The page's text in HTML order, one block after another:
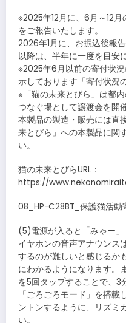
※2025年12月に、6月～12
をご報告いたします。
2026年1月に、お振込後報
以降は、半年に一度を目安
※2025年6月以前の寄付状
示しております「寄付状況
※「猫の未来とびら」は都
つなぐ場として譲渡会を開
本製品の製造・販売には直
来とびら」への本製品に関
い。
猫の未来とびらURL：
https://
08_HP-C28BT_保護猫活動
(5)電源が入ると「みゃー」
イヤホンの音声アナウンス
するのが難しいと感じるか
にわかるようになります。
を5回タップすることで、3
「ごろごろモード」を搭載
ントンするように、リズミ
い。